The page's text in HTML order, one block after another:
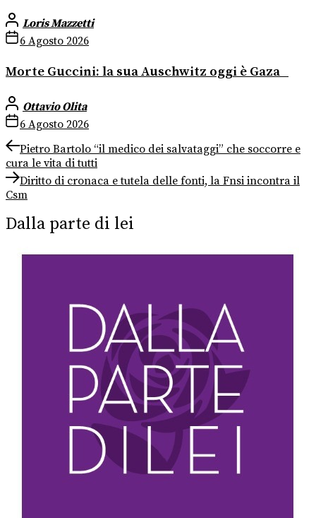
Loris Mazzetti
6 Agosto 2026
Morte Guccini: la sua Auschwitz oggi è Gaza
Ottavio Olita
6 Agosto 2026
Navigazione
articoli
Previous
post:
Pietro Bartolo “il medico dei salvataggi” che soccorre e
cura le vita di tutti
Next
post:
Diritto di cronaca e tutela delle fonti, la Fnsi incontra il
Csm
Dalla parte di lei